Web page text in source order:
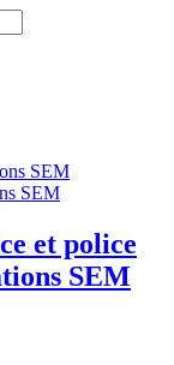
et police
SEM